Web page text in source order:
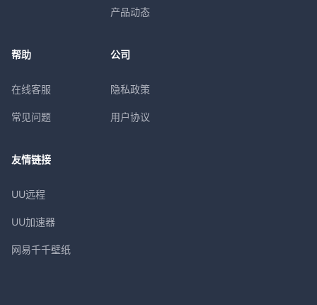
产品动态
帮助
在线客服
常见问题
公司
隐私政策
用户协议
友情链接
UU远程
UU加速器
网易千千壁纸